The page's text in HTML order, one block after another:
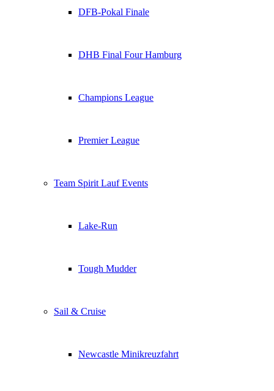
DFB-Pokal Finale
DHB Final Four Hamburg
Champions League
Premier League
Team Spirit Lauf Events
Lake-Run
Tough Mudder
Sail & Cruise
Newcastle Minikreuzfahrt